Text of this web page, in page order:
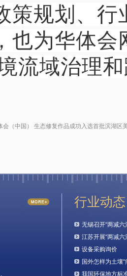
策规划、
也为华体
流域治理
会（中国） 生态修复作品成功入选首批滨湖区
行业动态
无锡召开“两减
江苏开展“两减
设备采购询价
国外怎样为土壤“
我国环保地方标